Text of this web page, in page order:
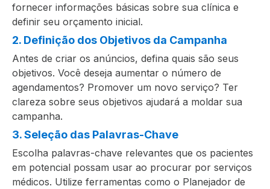
fornecer informações básicas sobre sua clínica e
definir seu orçamento inicial.
2. Definição dos Objetivos da Campanha
Antes de criar os anúncios, defina quais são seus
objetivos. Você deseja aumentar o número de
agendamentos? Promover um novo serviço? Ter
clareza sobre seus objetivos ajudará a moldar sua
campanha.
3. Seleção das Palavras-Chave
Escolha palavras-chave relevantes que os pacientes
em potencial possam usar ao procurar por serviços
médicos. Utilize ferramentas como o Planejador de